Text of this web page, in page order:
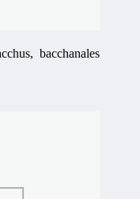
bacchanales